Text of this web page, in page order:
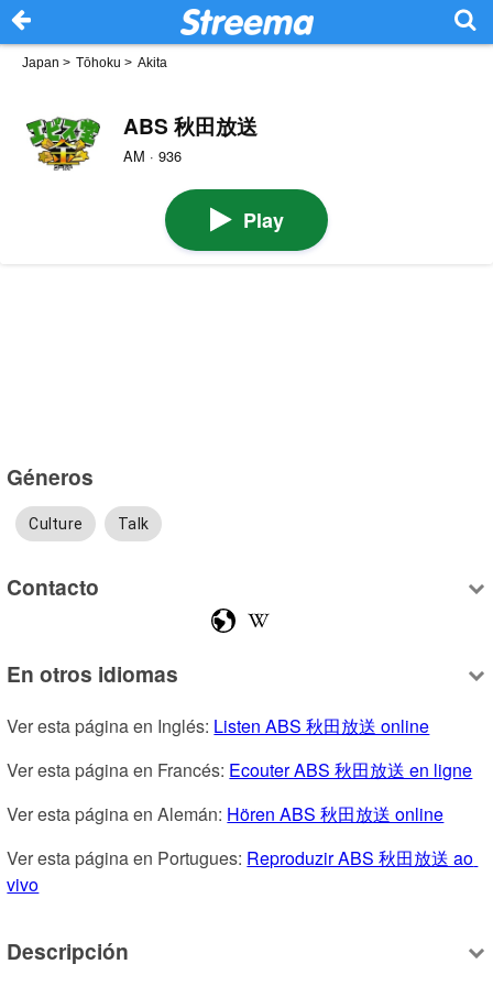
Japan > Tōhoku > Akita
ABS 秋田放送
AM · 936
Play
Géneros
Culture Talk
Contacto
En otros idiomas
Ver esta página en Inglés: Listen ABS 秋田放送 online
Ver esta página en Francés: Ecouter ABS 秋田放送 en ligne
Ver esta página en Alemán: Hören ABS 秋田放送 online
Ver esta página en Portugues: Reproduzir ABS 秋田放送 ao
vivo
Descripción